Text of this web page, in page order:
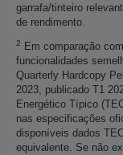
garrafa/tinteiro
de rendimento.
2
Em comparação
funcionalidades
Quarterly Hardcopy
2023, publicado T1
Energético Típico
nas especificações
disponíveis dados
equivalente. Se não